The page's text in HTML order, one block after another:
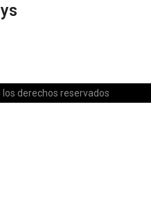
los derechos reservados